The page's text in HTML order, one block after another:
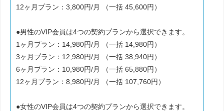
12ヶ月プラン：3,800円/月 （一括 45,600円）
●男性のVIP会員は4つの契約プランから選択できます。
1ヶ月プラン：14,980円/月 （一括 14,980円）
3ヶ月プラン：12,980円/月 （一括 38,940円）
6ヶ月プラン：10,980円/月 （一括 65,880円）
12ヶ月プラン：8,980円/月 （一括 107,760円）
●女性のVIP会員は4つの契約プランから選択できます。